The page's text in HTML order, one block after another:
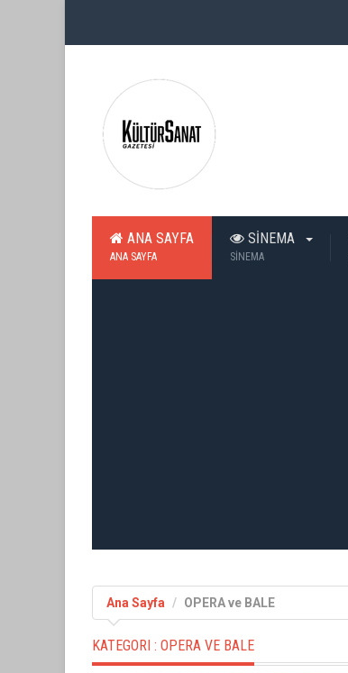
ANA SAYFA
ANA SAYFA
SİNEMA
SİNEMA
Ana Sayfa OPERA ve BALE
KATEGORI : OPERA VE BALE